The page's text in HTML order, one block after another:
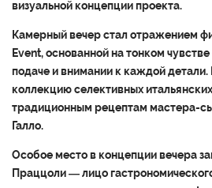
визуальной концепции проекта.
Камерный вечер стал отражением
Event, основанной на тонком
подаче и внимании к каждой детали.
коллекцию селективных
традиционным рецептам мастера-
Галло.
Особое место в концепции вечера
Праццоли — лицо